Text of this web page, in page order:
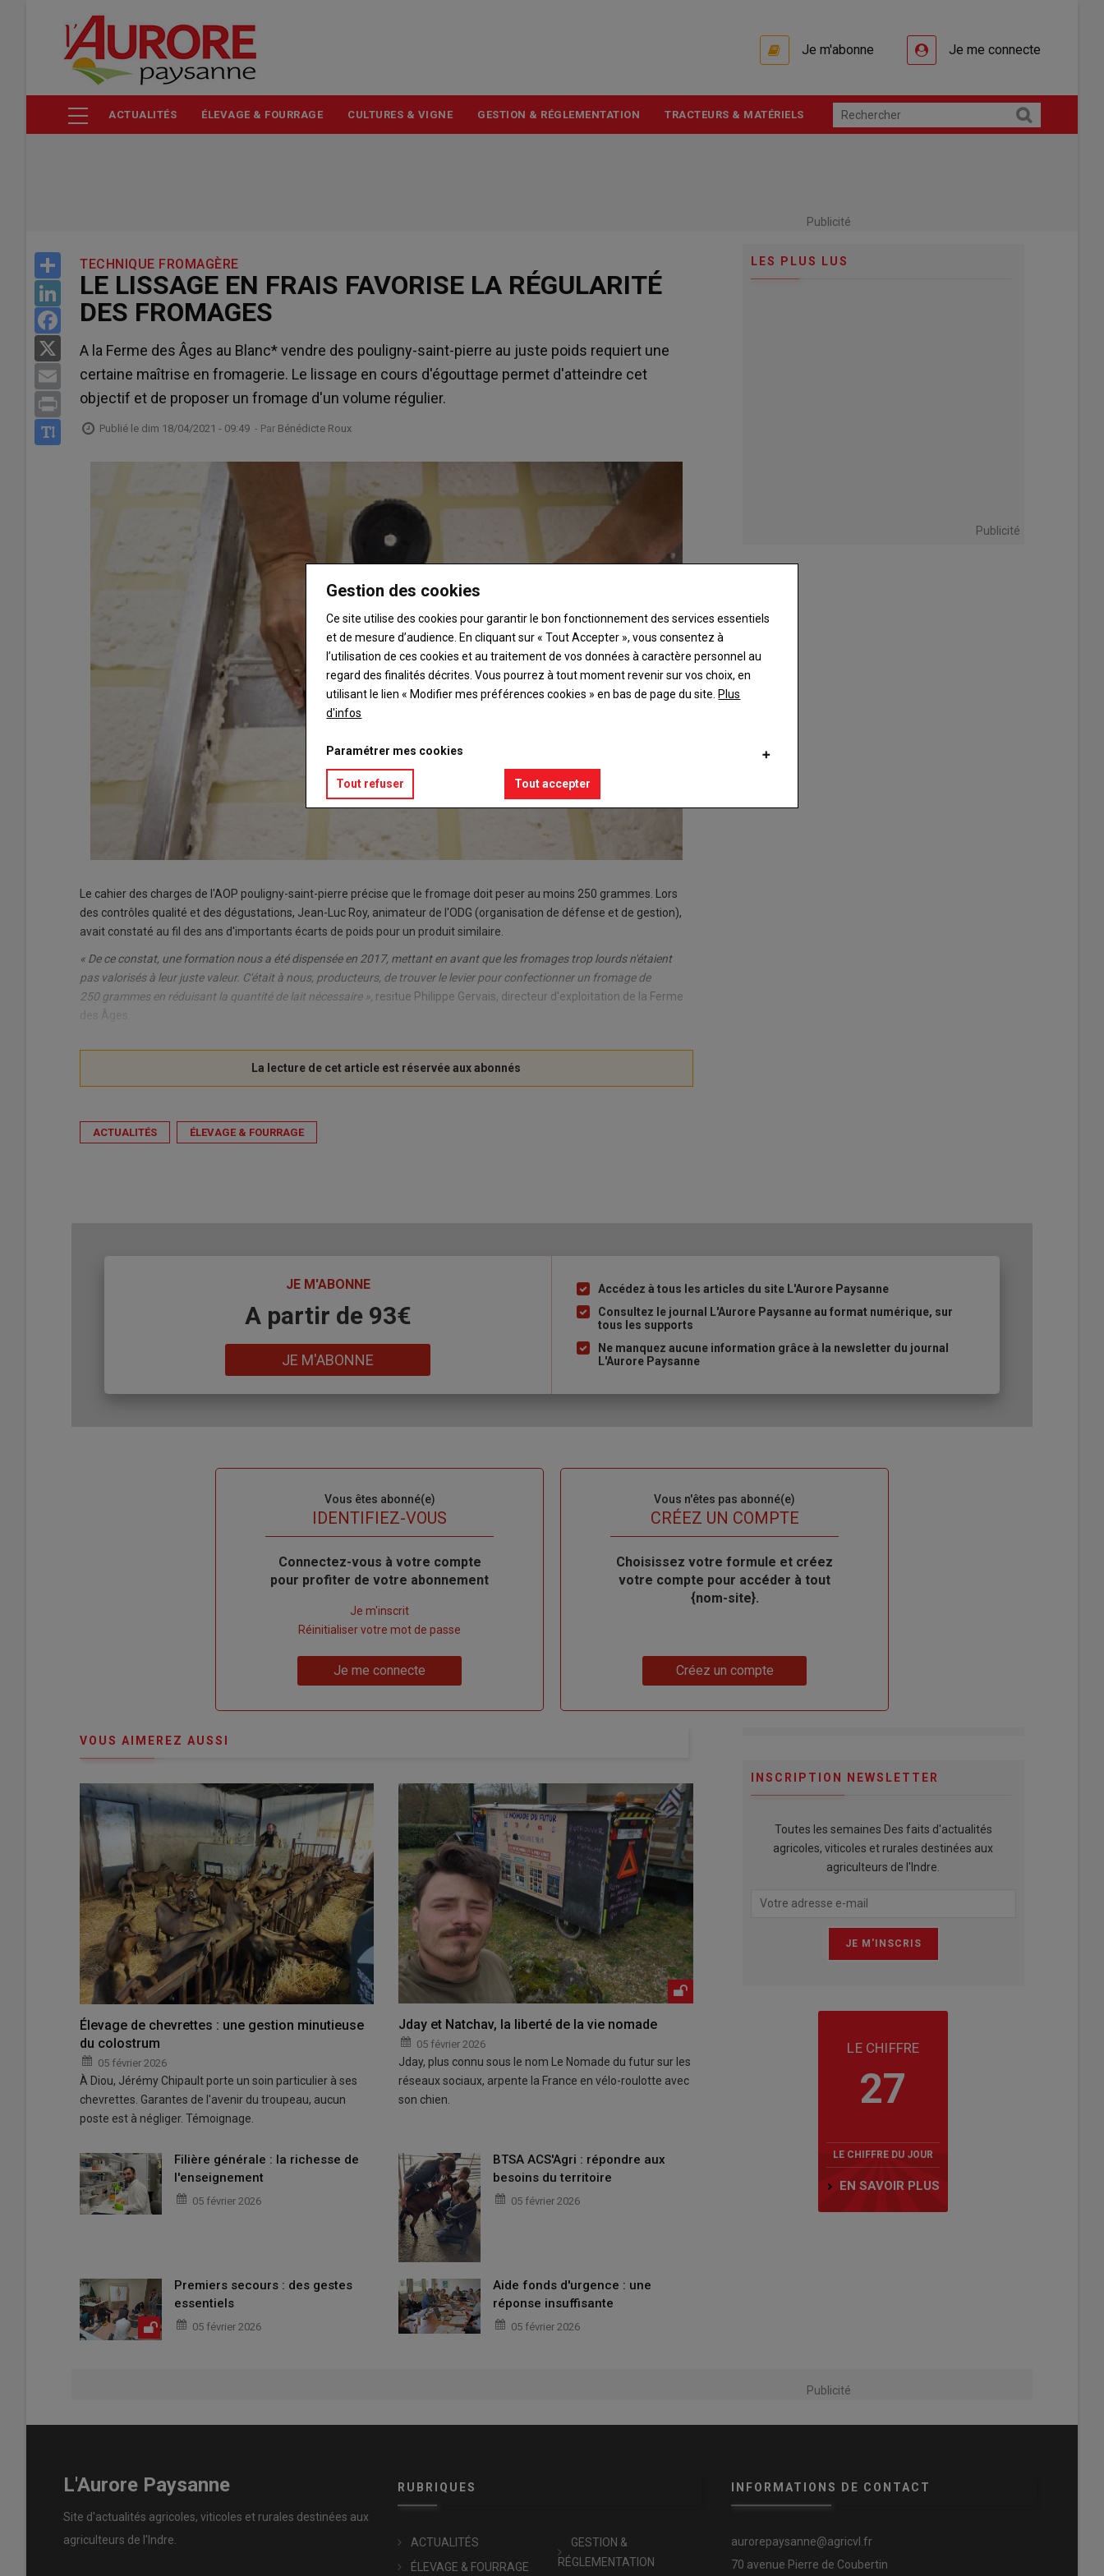
contenu
Je m'abonne Je me connecte
ACTUALITÉS ÉLEVAGE & FOURRAGE CULTURES & VIGNE GESTION & RÉGLEMENTATION TRACTEURS & MATÉRIELS
Publicité
Share
LinkedIn
Facebook
Email
Print
TECHNIQUE FROMAGÈRE
LE LISSAGE EN FRAIS FAVORISE LA RÉGULARITÉ
DES FROMAGES
A la Ferme des Âges au Blanc* vendre des pouligny-saint-pierre au juste poids requiert une
certaine maîtrise en fromagerie. Le lissage en cours d'égouttage permet d'atteindre cet
objectif et de proposer un fromage d'un volume régulier.
Publié le dim 18/04/2021 - 09:49 - Par Bénédicte Roux
Le cahier des charges de l'AOP pouligny-saint-pierre précise que le fromage doit peser au moins 250 grammes. Lors
des contrôles qualité et des dégustations, Jean-Luc Roy, animateur de l'ODG (organisation de défense et de gestion),
avait constaté au fil des ans d'importants écarts de poids pour un produit similaire.
« De ce constat, une formation nous a été dispensée en 2017, mettant en avant que les fromages trop lourds n'étaient
pas valorisés à leur juste valeur. C'était à nous, producteurs, de trouver le levier pour confectionner un fromage de
250 grammes en réduisant la quantité de lait nécessaire », resitue Philippe Gervais, directeur d'exploitation de la Ferme
des Âges.
ACTUALITÉS ÉLEVAGE & FOURRAGE
LES PLUS LUS
Publicité
JE M'ABONNE
A partir de 93€
JE M'ABONNE
Liste
à
puce
Accédez à tous les articles du site L'Aurore Paysanne
Consultez le journal L'Aurore Paysanne au format numérique, sur
tous les supports
Ne manquez aucune information grâce à la newsletter du journal
L'Aurore Paysanne
Vous êtes abonné(e)
IDENTIFIEZ-VOUS
Body
Connectez-vous à votre compte
pour profiter de votre abonnement
compte"
Je m'inscrit
Réinitialiser votre mot de passe
Je me connecte
Vous n'êtes pas abonné(e)
TITRECRÉEZ UN COMPTE
Body
Choisissez votre formule et créez
votre compte pour accéder à tout
{nom-site}.
Créez un compte
VOUS AIMEREZ AUSSI
Élevage de chevrettes : une gestion minutieuse
du colostrum
05 février 2026
À Diou, Jérémy Chipault porte un soin particulier à ses
chevrettes. Garantes de l'avenir du troupeau, aucun
poste est à négliger. Témoignage.
Jday et Natchav, la liberté de la vie nomade
05 février 2026
Jday, plus connu sous le nom Le Nomade du futur sur les
réseaux sociaux, arpente la France en vélo-roulotte avec
son chien.
Filière générale : la richesse de
l'enseignement
05 février 2026
BTSA ACS'Agri : répondre aux
besoins du territoire
05 février 2026
Premiers secours : des gestes
essentiels
05 février 2026
Aide fonds d'urgence : une
réponse insuffisante
05 février 2026
INSCRIPTION NEWSLETTER
Toutes les semaines Des faits d'actualités
agricoles, viticoles et rurales destinées aux
agriculteurs de l'Indre.
LE CHIFFRE
27
LE CHIFFRE DU JOUR
EN SAVOIR PLUS
Publicité
L'Aurore Paysanne
Site d'actualités agricoles, viticoles et rurales destinées aux
agriculteurs de l'Indre.
RUBRIQUES
ACTUALITÉS
ÉLEVAGE & FOURRAGE
GESTION &
RÉGLEMENTATION
INFORMATIONS DE CONTACT
aurorepaysanne@agricvl.fr
70 avenue Pierre de Coubertin
Gestion des cookies
Ce site utilise des cookies pour garantir le bon fonctionnement des services essentiels
et de mesure d’audience. En cliquant sur « Tout Accepter », vous consentez à
l’utilisation de ces cookies et au traitement de vos données à caractère personnel au
regard des finalités décrites. Vous pourrez à tout moment revenir sur vos choix, en
utilisant le lien « Modifier mes préférences cookies » en bas de page du site.Plus
d'infos
Paramétrer mes cookies
Tout refuser Tout accepter